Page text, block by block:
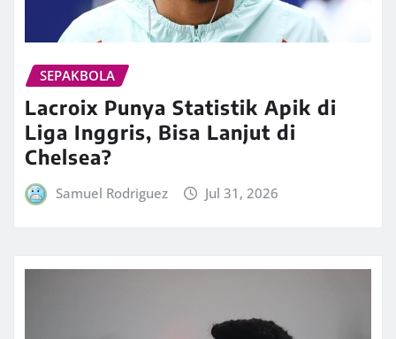
SEPAKBOLA
Lacroix Punya Statistik Apik di
Liga Inggris, Bisa Lanjut di
Chelsea?
Samuel Rodriguez Jul 31, 2026